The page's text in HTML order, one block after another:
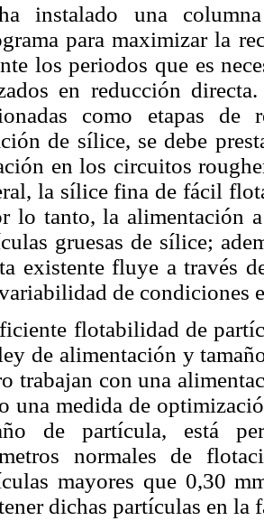
instalado una
para maximizar la
los periodos que es
en reducción
como etapas de
de sílice, se debe
en los circuitos
la sílice fina de fácil
lo tanto, la alimentación
gruesas de sílice;
existente fluye a través
de condiciones
flotabilidad de
de alimentación y
trabajan con una
una medida de
de partícula, está
normales de
mayores que 0,30
dichas partículas en la